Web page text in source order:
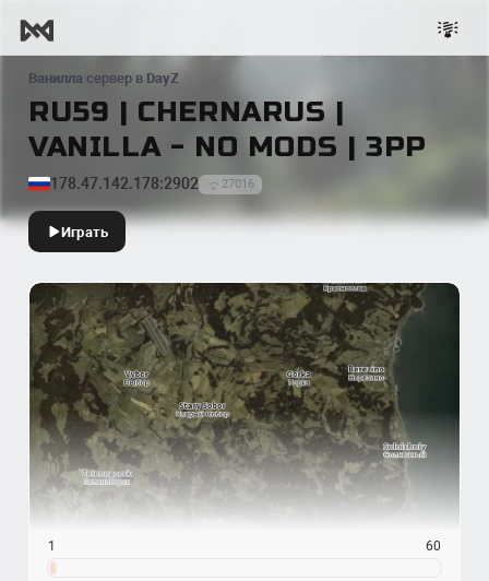
Ванилла сервер в DayZ
RU59 | CHERNARUS |
VANILLA - NO MODS | 3PP
178.47.142.178:2902 27016
Играть
1 60